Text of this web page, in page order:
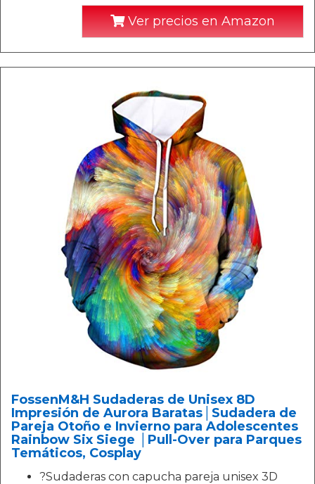
Ver precios en Amazon
FossenM&H Sudaderas de Unisex 8D
Impresión de Aurora Baratas│‍Sudadera de
Pareja Otoño e Invierno para Adolescentes
Rainbow Six Siege │Pull-Over para Parques
Temáticos, Cosplay
?Sudaderas con capucha pareja unisex 3D